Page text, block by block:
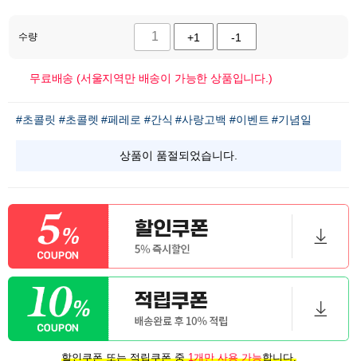
수량 +1 -1
무료배송 (서울지역만 배송이 가능한 상품입니다.)
#초콜릿 #초콜렛 #페레로 #간식 #사랑고백 #이벤트 #기념일
상품이 품절되었습니다.
할인쿠폰 또는 적립쿠폰 중1개만 사용 가능합니다.